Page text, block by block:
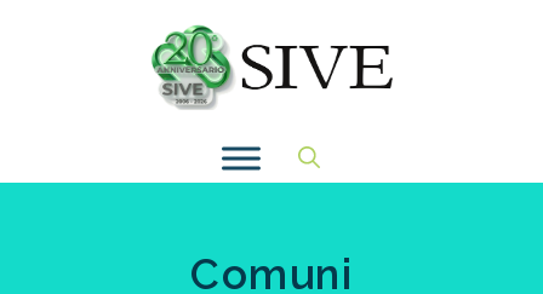
Comuni